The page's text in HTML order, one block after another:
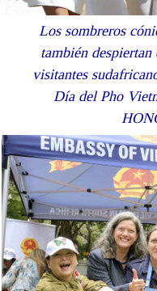
Los sombreros
también
visitantes
Día del Pho